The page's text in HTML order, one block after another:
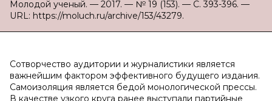
Молодой ученый. — 2017. — № 19 (153). — С. 393-396. —
URL: https://moluch.ru/archive/153/43279.
Сотворчество аудитории и журналистики является
важнейшим фактором эффективного будущего издания.
Самоизоляция является бедой монологической прессы.
В качестве узкого круга ранее выступали партийные